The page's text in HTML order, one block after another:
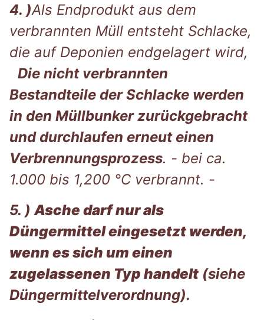
4. )Als Endprodukt aus dem
verbrannten Müll entsteht Schlacke,
die auf Deponien endgelagert wird,
Die nicht verbrannten
Bestandteile der Schlacke werden
in den Müllbunker zurückgebracht
und durchlaufen erneut einen
Verbrennungsprozess. - bei ca.
1.000 bis 1,200 °C verbrannt. -
5. )Asche darf nur als
Düngermittel eingesetzt werden,
wenn es sich um einen
zugelassenen Typ handelt (siehe
Düngermittelverordnung).